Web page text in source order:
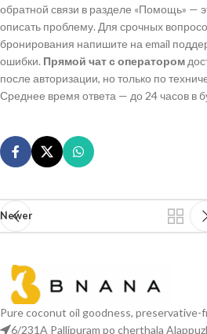
обратной связи в разделе «Помощь» —
описать проблему. Для срочных
бронирования напишите на email
ошибки. Прямой чат с оператором
после авторизации, но только по
Среднее время ответа — до 24 часов в
Newer
Pure coconut oil goodness, preservative-
6/231A Pallipuram po cherthala